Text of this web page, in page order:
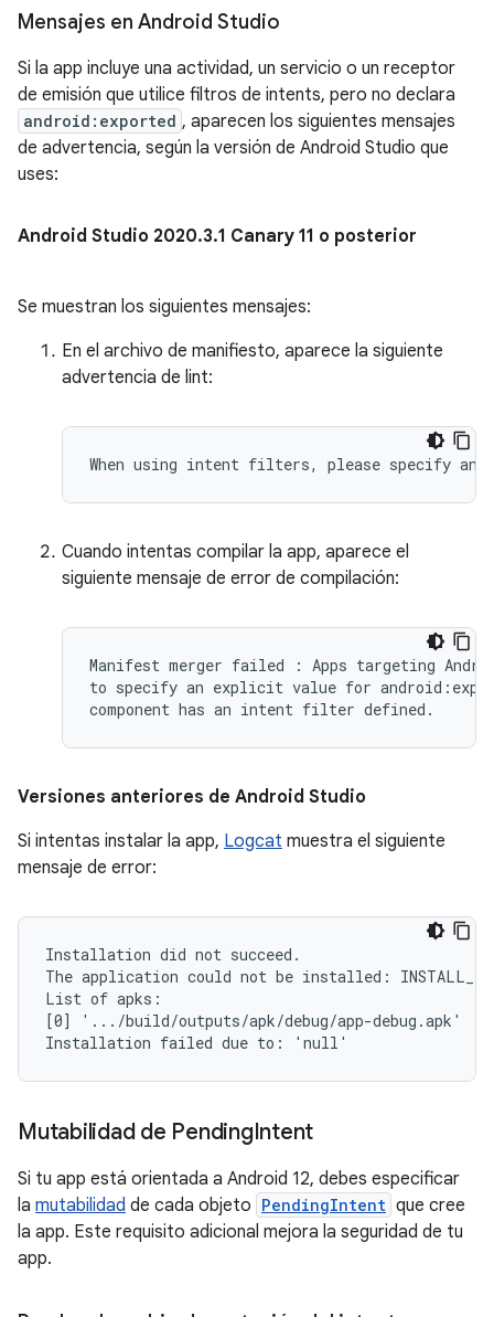
Mensajes en Android Studio
Si la app incluye una actividad, un servicio o un receptor
de emisión que utilice filtros de intents, pero no declara
android:exported , aparecen los siguientes mensajes
de advertencia, según la versión de Android Studio que
uses:
Android Studio 2020.3.1 Canary 11 o posterior
Se muestran los siguientes mensajes:
En el archivo de manifiesto, aparece la siguiente
advertencia de lint:
Cuando intentas compilar la app, aparece el
siguiente mensaje de error de compilación:
Manifest merger failed : Apps targeting
to specify an explicit value for
Versiones anteriores de Android Studio
Si intentas instalar la app, Logcat muestra el siguiente
mensaje de error:
Installation did not succeed.
The application could not be installed:
List of apks:
[0] '.../build/outputs/apk/debug/app-debug.apk'
Mutabilidad de PendingIntent
Si tu app está orientada a Android 12, debes especificar
la mutabilidad de cada objeto PendingIntent que cree
la app. Este requisito adicional mejora la seguridad de tu
app.